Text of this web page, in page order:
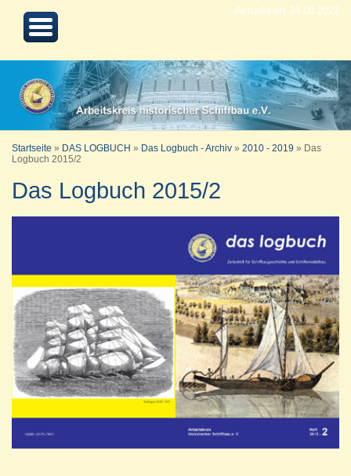
Aktualisiert 24.08.2022
Startseite » DAS LOGBUCH » Das Logbuch - Archiv » 2010 - 2019 »
Das
Logbuch 2015/2
Das Logbuch 2015/2